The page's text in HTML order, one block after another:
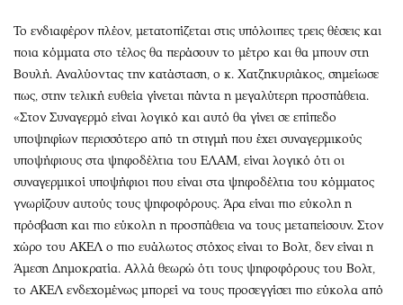
Το ενδιαφέρον πλέον, μετατοπίζεται στις υπόλοιπες τρεις θέσεις και
ποια κόμματα στο τέλος θα περάσουν το μέτρο και θα μπουν στη
Βουλή. Αναλύοντας την κατάσταση, ο κ. Χατζηκυριάκος, σημείωσε
πως, στην τελική ευθεία γίνεται πάντα η μεγαλύτερη προσπάθεια.
«Στον Συναγερμό είναι λογικό και αυτό θα γίνει σε επίπεδο
υποψηφίων περισσότερο από τη στιγμή που έχει συναγερμικούς
υποψήφιους στα ψηφοδέλτια του ΕΛΑΜ, είναι λογικό ότι οι
συναγερμικοί υποψήφιοι που είναι στα ψηφοδέλτια του κόμματος
γνωρίζουν αυτούς τους ψηφοφόρους. Άρα είναι πιο εύκολη η
πρόσβαση και πιο εύκολη η προσπάθεια να τους μεταπείσουν. Στον
χώρο του ΑΚΕΛ ο πιο ευάλωτος στόχος είναι το Βολτ, δεν είναι η
Άμεση Δημοκρατία. Αλλά θεωρώ ότι τους ψηφοφόρους του Βολτ,
το ΑΚΕΛ ενδεχομένως μπορεί να τους προσεγγίσει πιο εύκολα από